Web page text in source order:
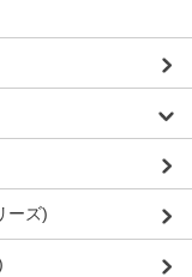
ーズ)